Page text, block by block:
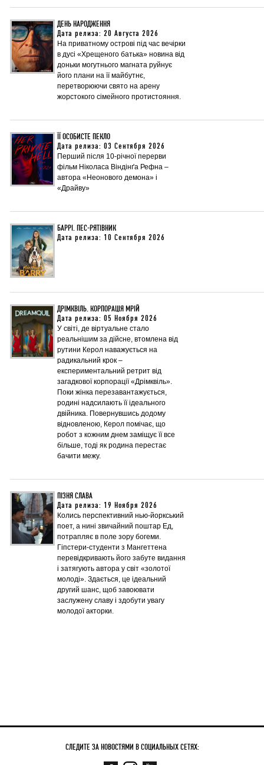
ДЕНЬ НАРОДЖЕННЯ
Дата релиза: 20 Августа 2026
На приватному острові під час вечірки
в дусі «Хрещеного батька» новина від
доньки могутнього магната руйнує
його плани на її майбутнє,
перетворюючи свято на арену
жорстокого сімейного протистояння.
ЇЇ ОСОБИСТЕ ПЕКЛО
Дата релиза: 03 Сентября 2026
Перший після 10-річної перерви
фільм Ніколаса Віндінґа Рефна –
автора «Неонового демона» і
«Драйву»
БАРРІ. ПЕС-РЯТІВНИК
Дата релиза: 10 Сентября 2026
ДРІМКВІЛЬ. КОРПОРАЦІЯ МРІЙ
Дата релиза: 05 Ноября 2026
У світі, де віртуальне стало
реальнішим за дійсне, втомлена від
рутини Керол наважується на
радикальний крок –
експериментальний ретрит від
загадкової корпорації «Дрімквіль».
Поки жінка перезавантажується,
родині надсилають її ідеального
двійника. Повернувшись додому
відновленою, Керол помічає, що
робот з кожним днем заміщує її все
більше, тоді як родина перестає
бачити межу.
ПІЗНЯ СЛАВА
Дата релиза: 19 Ноября 2026
Колись перспективний нью-йоркський
поет, а нині звичайний поштар Ед,
потрапляє в поле зору богеми.
Гіпстери-студенти з Мангеттена
перевідкривають його забуте видання
і затягують автора у світ «золотої
молоді». Здається, це ідеальний
другий шанс, щоб завоювати
заслужену славу і здобути увагу
молодої акторки.
СЛЕДИТЕ ЗА НОВОСТЯМИ В СОЦИАЛЬНЫХ СЕТЯХ: